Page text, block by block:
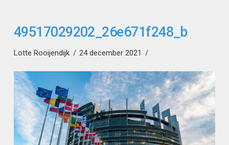
49517029202_26e671f248_b
Lotte Rooijendijk 24 december 2021